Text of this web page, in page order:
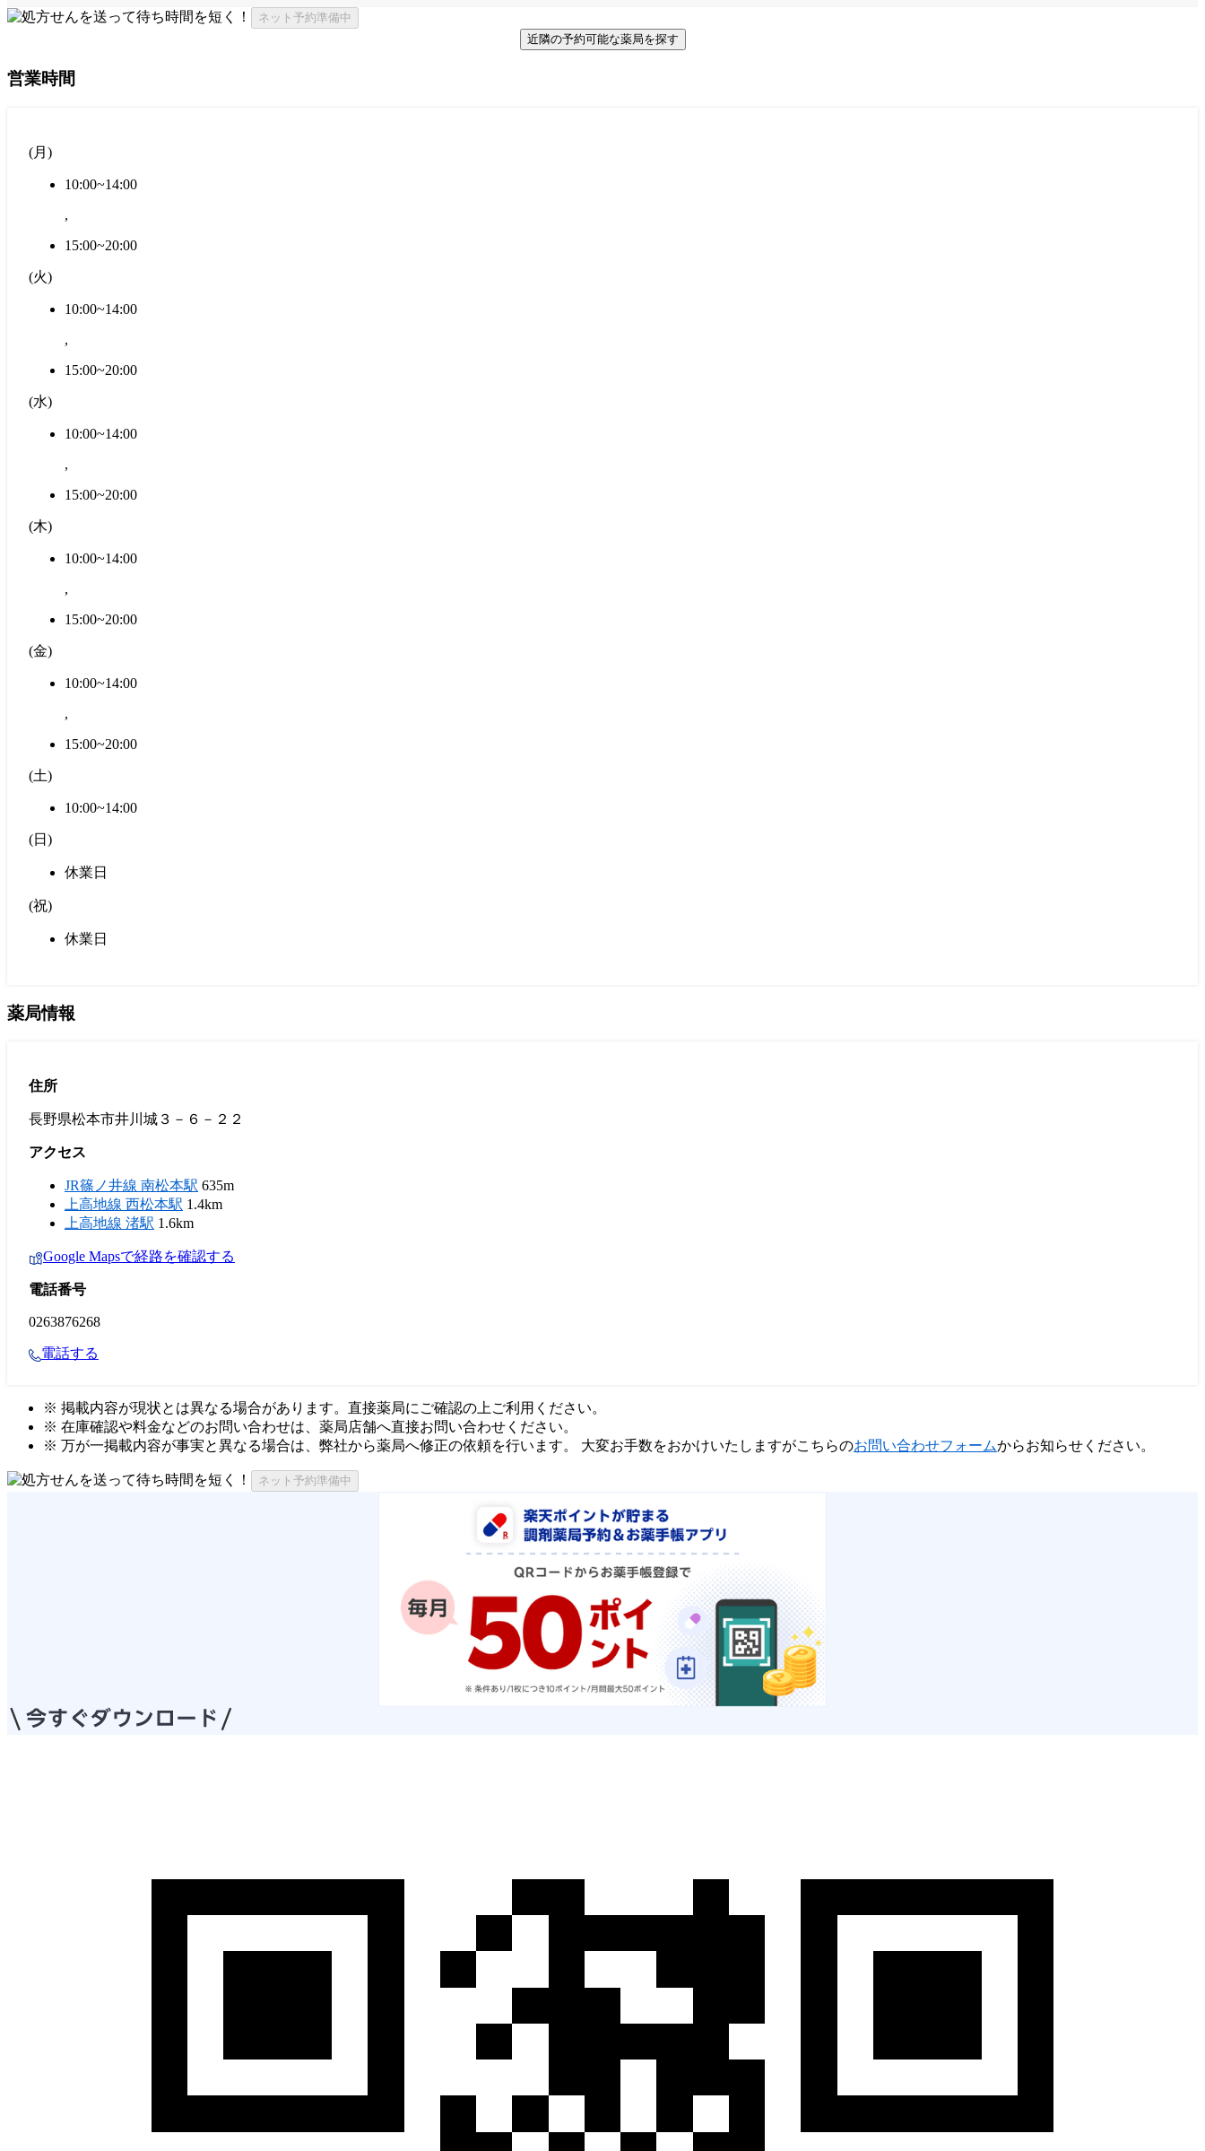
ネット予約準備中
近隣の予約可能な薬局を探す
営業時間
(月 )
10:00~14:00
,
15:00~20:00
(火)
10:00~14:00
,
15:00~20:00
(水)
10:00~14:00
,
15:00~20:00
(木)
10:00~14:00
,
15:00~20:00
(金)
10:00~14:00
,
15:00~20:00
(土)
10:00~14:00
(日 )
休業日
(祝)
休業日
薬局情報
住所
長野県松本市井川城３－６－２２
アクセス
JR篠ノ井線 南松本駅 635m
上高地線 西松本駅 1.4km
上高地線 渚駅 1.6km
Google Mapsで経路を確認する
電話番号
0263876268
電話する
※ 掲載内容が現状とは異なる場合があります。直接薬局にご確認の上ご利用ください。
※ 在庫確認や料金などのお問い合わせは、薬局店舗へ直接お問い合わせください。
※ 万が一掲載内容が事実と異なる場合は、弊社から薬局へ修正の依頼を行います。 大変お手数をおかけいたしますがこちらのお問い合わせフォームからお知らせください。
ネット予約準備中